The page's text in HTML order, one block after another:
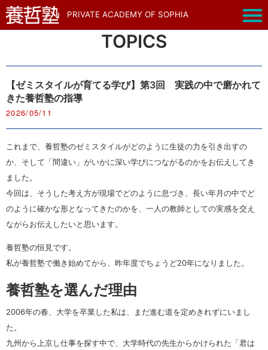
PRIVATE ACADEMY OF SOPHIA
TOPICS
【ゼミスタイルが育てる学び】第3回 実践の中で磨かれて
きた養哲塾の指導
2026/05/11
これまで、養哲塾のゼミスタイルがどのように生徒の力を引き出すの
か、そして「間違い」がいかに深い学びにつながるのかをお伝えしてき
ました。
今回は、そうした考え方が現場でどのように息づき、長い年月の中でど
のように確かな形となってきたのかを、一人の教師としての実感を交え
ながらお伝えしたいと思います。
養哲塾の恒見です。
私が養哲塾で働き始めてから、昨年度でちょうど20年になりました。
養哲塾を選んだ理由
2006年の春、大学を卒業した私は、まだ進む道を定めきれずにいまし
た。
九州から上京し仕事を探す中で、大学時代の先生からかけられた「君は